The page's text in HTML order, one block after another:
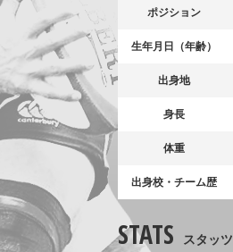
ポジション
生年月日（年齢）
出身地
身長
体重
出身校・チーム歴
STATS スタッツ